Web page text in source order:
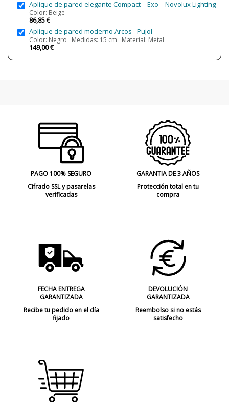
CRI (LED)
80
Bombilla Incluida?
Clase
Clase I
Tipo de Lámpara
Aplique de pared elegante Compact – Exo – Novolux Lighting
Color: Beige
86,85 €
Aplique de pared moderno Arcos - Pujol
Color: Negro Medidas: 15 cm Material: Metal
149,00 €
PAGO 100% SEGURO
Cifrado SSL y pasarelas
verificadas
GARANTIA DE 3 AÑOS
Protección total en tu
compra
FECHA ENTREGA
GARANTIZADA
Recibe tu pedido en el día
fijado
DEVOLUCIÓN
GARANTIZADA
Reembolso si no estás
satisfecho